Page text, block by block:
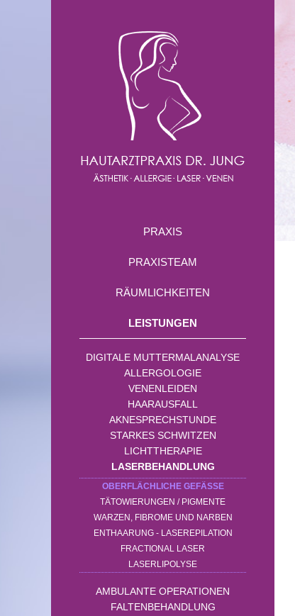
PRAXIS
PRAXISTEAM
RÄUMLICHKEITEN
LEISTUNGEN
DIGITALE MUTTERMALANALYSE
ALLERGOLOGIE
VENENLEIDEN
HAARAUSFALL
AKNESPRECHSTUNDE
STARKES SCHWITZEN
LICHTTHERAPIE
LASERBEHANDLUNG
OBERFLÄCHLICHE GEFÄSSE
TÄTOWIERUNGEN / PIGMENTE
WARZEN, FIBROME UND NARBEN
ENTHAARUNG - LASEREPILATION
FRACTIONAL LASER
LASERLIPOLYSE
AMBULANTE OPERATIONEN
FALTENBEHANDLUNG